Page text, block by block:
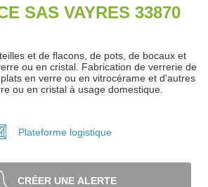
SAS VAYRES 33870
et de flacons, de pots, de bocaux et
ou en cristal. Fabrication de verrerie de
en verre ou en vitrocérame et d'autres
ou en cristal à usage domestique.
Plateforme logistique
CRÉER UNE ALERTE